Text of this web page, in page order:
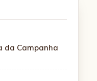
da Campanha